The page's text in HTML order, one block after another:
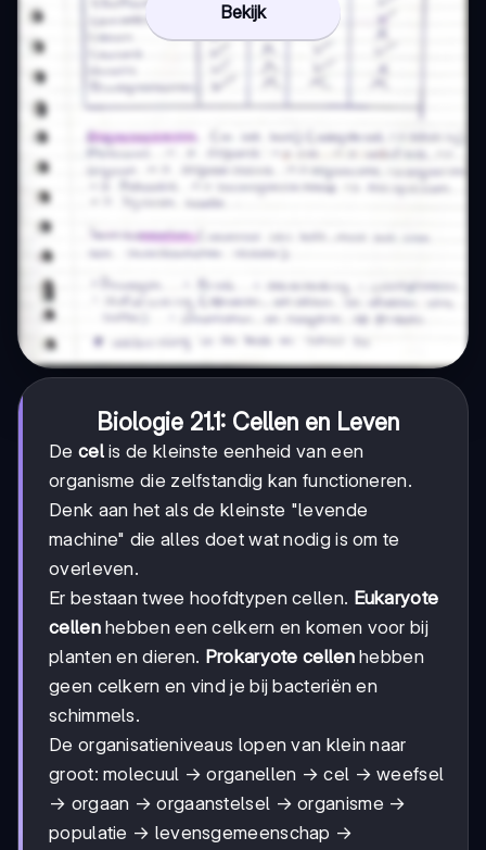
Bekijk
Biologie 21.1: Cellen en Leven
De celis de kleinste eenheid van een
organisme die zelfstandig kan functioneren.
Denk aan het als de kleinste "levende
machine" die alles doet wat nodig is om te
overleven.
Er bestaan twee hoofdtypen cellen. Eukaryote
cellenhebben een celkern en komen voor bij
planten en dieren. Prokaryote cellenhebben
geen celkern en vind je bij bacteriën en
schimmels.
De organisatieniveaus lopen van klein naar
groot: molecuul → organellen → cel → weefsel
→ orgaan → orgaanstelsel → organisme →
populatie → levensgemeenschap →